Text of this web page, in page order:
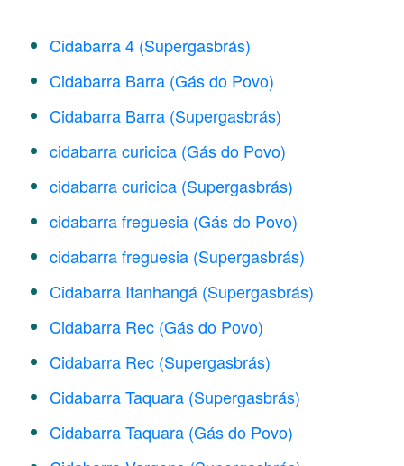
Cidabarra 4 (Supergasbrás)
Cidabarra Barra (Gás do Povo)
Cidabarra Barra (Supergasbrás)
cidabarra curicica (Gás do Povo)
cidabarra curicica (Supergasbrás)
cidabarra freguesia (Gás do Povo)
cidabarra freguesia (Supergasbrás)
Cidabarra Itanhangá (Supergasbrás)
Cidabarra Rec (Gás do Povo)
Cidabarra Rec (Supergasbrás)
Cidabarra Taquara (Supergasbrás)
Cidabarra Taquara (Gás do Povo)